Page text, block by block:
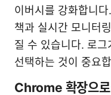
이버시를 강화합니
책과 실시간 모니터
질 수 있습니다. 로
선택하는 것이 중요
Chrome 확장으